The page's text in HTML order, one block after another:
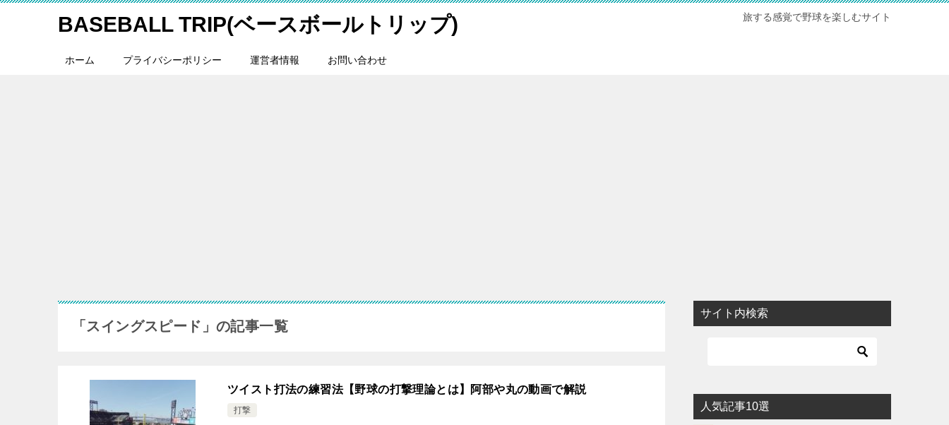
BASEBALL TRIP(ベースボールトリップ) 旅する感覚で野球を楽しむサイト
ホーム プライバシーポリシー 運営者情報 お問い合わせ
「スイングスピード」の記事一覧
ツイスト打法の練習法【野球の打撃理論とは】阿部や丸の動画で解説
打撃
サイト内検索
人気記事10選